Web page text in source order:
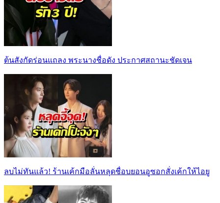
ต้นสังกัดร่อนแถลง พระนางชื่อดัง ประกาศสถานะชัดเจน
ลบไม่ทันแล้ว! ร้านเค้กมือลั่นหลุดชื่อบยอนอูซอกสั่งเค้กให้ไอยู